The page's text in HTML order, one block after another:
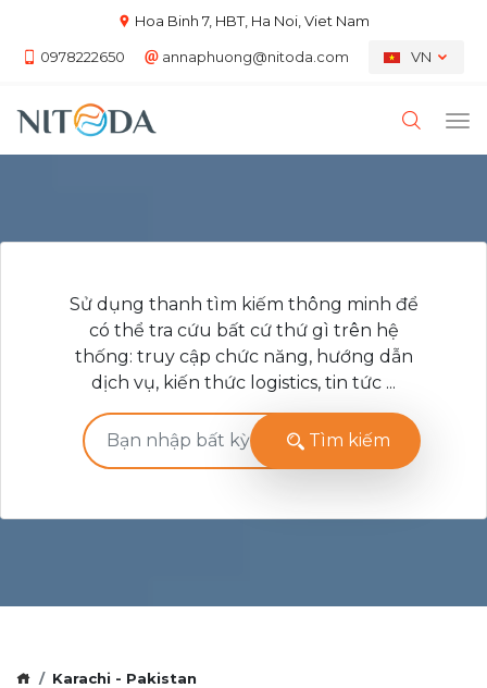
Hoa Binh 7, HBT, Ha Noi, Viet Nam
0978222650 annaphuong@nitoda.com VN
Sử dụng thanh tìm kiếm thông minh để
có thể tra cứu bất cứ thứ gì trên hệ
thống: truy cập chức năng, hướng dẫn
dịch vụ, kiến thức logistics, tin tức ...
Tìm kiếm
Karachi - Pakistan